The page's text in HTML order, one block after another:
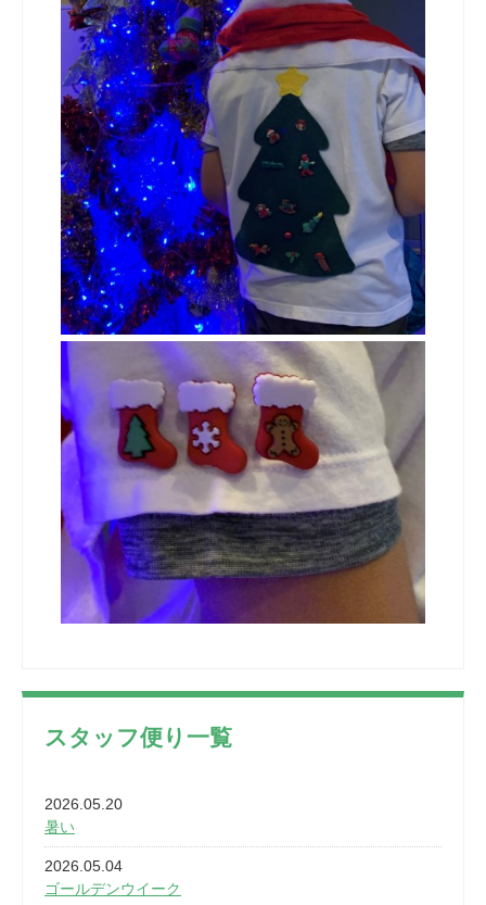
スタッフ便り一覧
2026.05.20
暑い
2026.05.04
ゴールデンウイーク